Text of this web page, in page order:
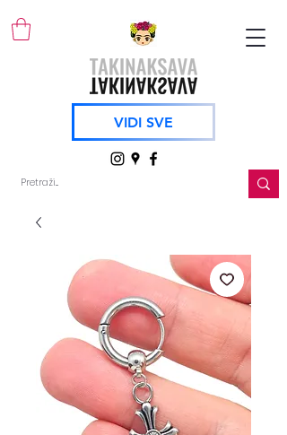
VIDI SVE